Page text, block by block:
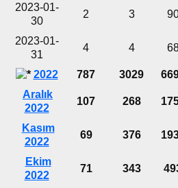
2023-01-
30
2 3
2023-01-
31
4 4
2022 787 3029
Aralık
2022
107 268
Kasım
2022
69 376
Ekim
2022
71 343